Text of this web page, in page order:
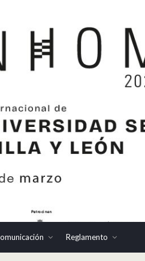
Reglamento